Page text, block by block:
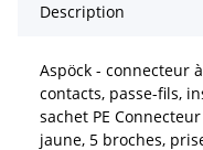
Description
Aspöck - connecteur
contacts, passe-fils,
sachet PE
jaune, 5 broches,